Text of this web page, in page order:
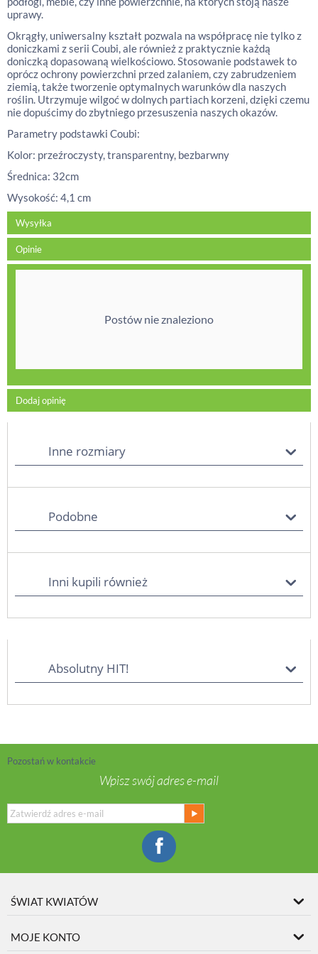
uprawy.
Okrągły, uniwersalny kształt pozwala na współpracę nie tylko z
doniczkami z serii Coubi, ale również z praktycznie każdą
doniczką dopasowaną wielkościowo. Stosowanie podstawek to
oprócz ochrony powierzchni przed zalaniem, czy zabrudzeniem
ziemią, także tworzenie optymalnych warunków dla naszych
roślin. Utrzymuje wilgoć w dolnych partiach korzeni, dzięki czemu
nie dopuścimy do zbytniego przesuszenia naszych okazów.
Parametry podstawki Coubi:
Kolor: przeźroczysty, transparentny, bezbarwny
Średnica: 32cm
Wysokość: 4,1 cm
Wysyłka
Opinie
Postów nie znaleziono
Dodaj opinię
Inne rozmiary
Podobne
Inni kupili również
Absolutny HIT!
Pozostań w kontakcie
Wpisz swój adres e-mail
ŚWIAT KWIATÓW
MOJE KONTO